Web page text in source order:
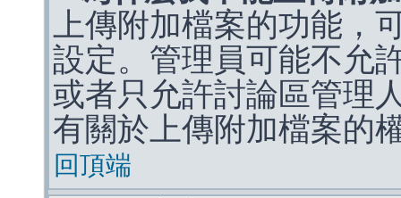
上傳附加檔案的功能，
設定。管理員可能不允
或者只允許討論區管理
有關於上傳附加檔案的
回頂端